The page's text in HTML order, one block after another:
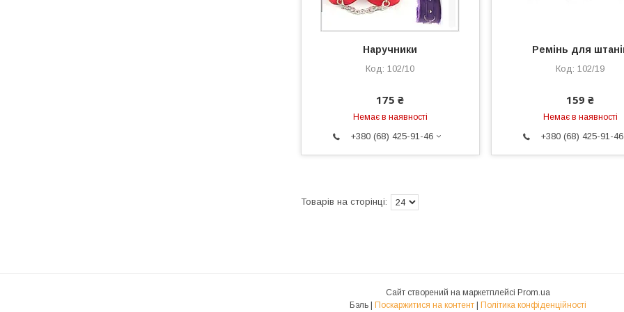
Наручники
102/10
175 ₴
Немає в наявності
+380 (68) 425-91-46
Ремінь для
102/19
159 ₴
Немає в наявності
+380 (68) 425-91-46
Сайт створений на маркетплейсі Prom.ua
Бэль | Поскаржитися на контент | Політика конфіденційності